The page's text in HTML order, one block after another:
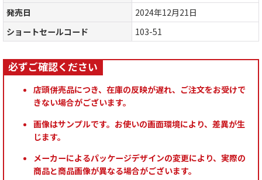
発売日
2024年12月21日
ショートセールコード
103-51
店頭併売品につき、在庫の反映が遅れ、ご注文をお受けで
きない場合がございます。
画像はサンプルです。お使いの画面環境により、差異が生
じます。
メーカーによるパッケージデザインの変更により、実際の
商品と商品画像が異なる場合がございます。